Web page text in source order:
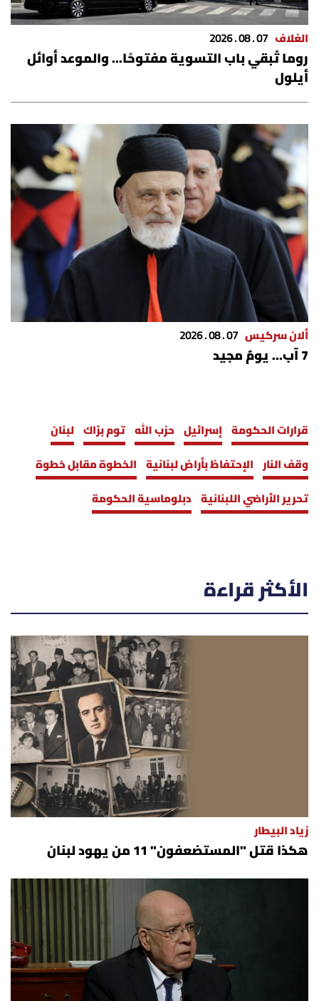
الغلاف 07 . 08 . 2026
روما تُبقي باب التسوية مفتوحًا... والموعد أوائل
أيلول
ألان سركيس 07 . 08 . 2026
7 آب... يومٌ مجيد
قرارات الحكومة إسرائيل حزب الله توم برّاك لبنان
وقف النار الإحتفاظ بأراض لبنانية الخطوة مقابل خطوة
تحرير الأراضي اللبنانية دبلوماسية الحكومة
الأكثر قراءة
زياد البيطار
هكذا قتل "المستضعفون" 11 من يهود لبنان